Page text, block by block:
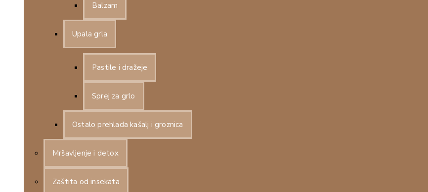
Balzam
Upala grla
Pastile i dražeje
Sprej za grlo
Ostalo prehlada kašalj i groznica
Mršavljenje i detox
Zaštita od insekata